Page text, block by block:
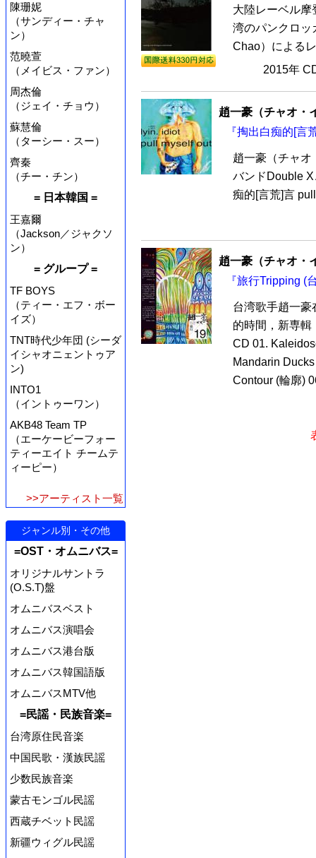
陳珊妮
（サンディー・チャ
ン）
范曉萱
（メイビス・ファン）
周杰倫
（ジェイ・チョウ）
蘇慧倫
（ターシー・スー）
齊秦
（チー・チン）
= 日本韓国 =
王嘉爾
（Jackson／ジャクソ
ン）
= グループ =
TF BOYS
（ティー・エフ・ボー
イズ）
TNT時代少年団 (シーダ
イシャオニェントゥア
ン)
INTO1
（イントゥーワン）
AKB48 Team TP
（エーケービーフォー
ティーエイト チームテ
ィーピー）
>>アーティスト一覧
ジャンル別・その他
=OST・オムニバス=
オリジナルサントラ
(O.S.T)盤
オムニバスベスト
オムニバス演唱会
オムニバス港台版
オムニバス韓国語版
オムニバスMTV他
=民謡・民族音楽=
台湾原住民音楽
中国民歌・漢族民謡
少数民族音楽
蒙古モンゴル民謡
西蔵チベット民謡
新疆ウィグル民謡
大陸レーベル摩
湾のパンクロッ
Chao）による
2015年
趙一豪（チャオ・
『掏出白痴的[言
趙一豪（チャ
バンドDouble
痴的[言荒]言
趙一豪（チャオ・
『旅行Tripping (
台湾歌手趙一
的時間，新専輯
CD 01.
Mandarin
Contour (輪廓)